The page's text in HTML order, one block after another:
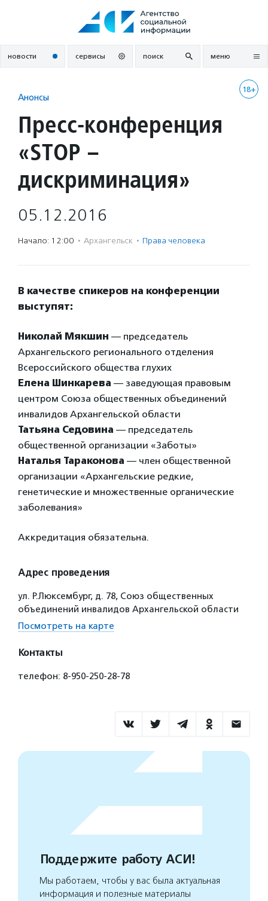
новости сервисы поиск меню
18+
Анонсы
Пресс-конференция
«STOP –
дискриминация»
05.12.2016
Начало: 12:00 · Архангельск · Права человека
В качестве спикеров на конференции
выступят:
Николай Мякшин — председатель
Архангельского регионального отделения
Всероссийского общества глухих
Елена Шинкарева — заведующая правовым
центром Союза общественных объединений
инвалидов Архангельской области
Татьяна Седовина — председатель
общественной организации «Заботы»
Наталья Тараконова — член общественной
организации «Архангельские редкие,
генетические и множественные органические
заболевания»
Аккредитация обязательна.
Адрес проведения
ул. Р.Люксембург, д. 78, Союз общественных
объединений инвалидов Архангельской области
Посмотреть на карте
Контакты
телефон: 8-950-250-28-78
Поддержите работу АСИ!
Мы работаем, чтобы у вас была актуальная
информация и полезные материалы